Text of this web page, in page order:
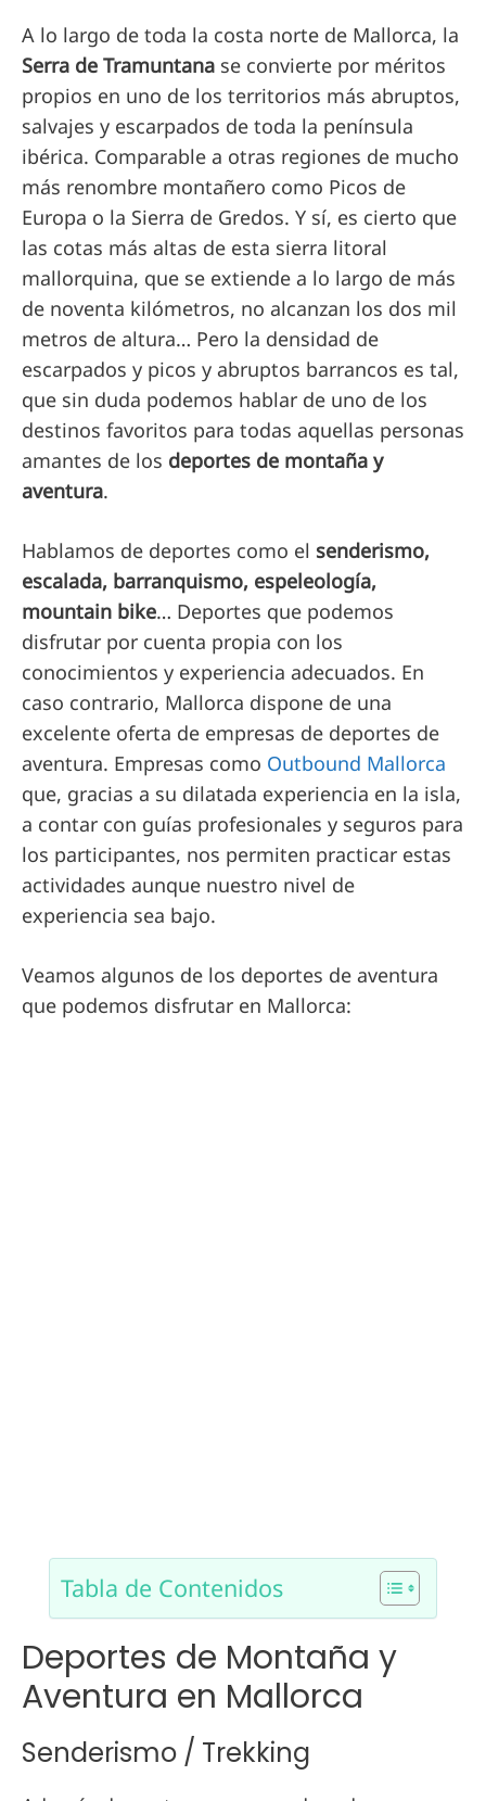
A lo largo de toda la costa norte de Mallorca, la
Serra de Tramuntana se convierte por méritos
propios en uno de los territorios más abruptos,
salvajes y escarpados de toda la península
ibérica. Comparable a otras regiones de mucho
más renombre montañero como Picos de
Europa o la Sierra de Gredos. Y sí, es cierto que
las cotas más altas de esta sierra litoral
mallorquina, que se extiende a lo largo de más
de noventa kilómetros, no alcanzan los dos mil
metros de altura… Pero la densidad de
escarpados y picos y abruptos barrancos es tal,
que sin duda podemos hablar de uno de los
destinos favoritos para todas aquellas personas
amantes de los deportes de montaña y
aventura.
Hablamos de deportes como el senderismo,
escalada, barranquismo, espeleología,
mountain bike… Deportes que podemos
disfrutar por cuenta propia con los
conocimientos y experiencia adecuados. En
caso contrario, Mallorca dispone de una
excelente oferta de empresas de deportes de
aventura. Empresas como Outbound Mallorca
que, gracias a su dilatada experiencia en la isla,
a contar con guías profesionales y seguros para
los participantes, nos permiten practicar estas
actividades aunque nuestro nivel de
experiencia sea bajo.
Veamos algunos de los deportes de aventura
que podemos disfrutar en Mallorca:
Tabla de Contenidos
Deportes de Montaña y
Aventura en Mallorca
Senderismo / Trekking